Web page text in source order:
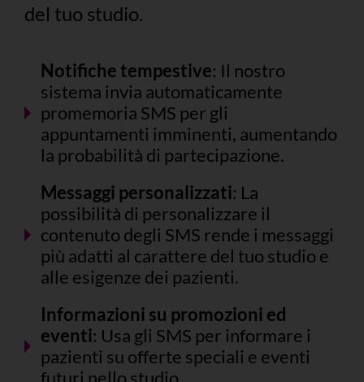
del tuo studio.
Notifiche tempestive: Il nostro
sistema invia automaticamente
promemoria SMS per gli
appuntamenti imminenti, aumentando
la probabilità di partecipazione.
Messaggi personalizzati: La
possibilità di personalizzare il
contenuto degli SMS rende i messaggi
più adatti al carattere del tuo studio e
alle esigenze dei pazienti.
Informazioni su promozioni ed
eventi: Usa gli SMS per informare i
pazienti su offerte speciali e eventi
futuri nello studio.